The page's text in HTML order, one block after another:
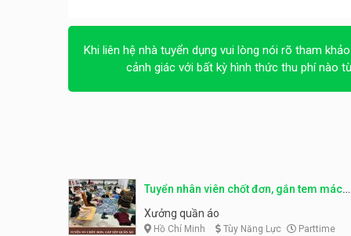
Khi liên hệ nhà tuyển dụng vui lòng nói rõ tham
cảnh giác với bất kỳ hình thức thu phí nào
Tuyển nhân viên chốt đơn, gắn tem mác
sản phẩm
Xưởng quần áo
Hồ Chí Minh Tùy Năng Lực Parttime